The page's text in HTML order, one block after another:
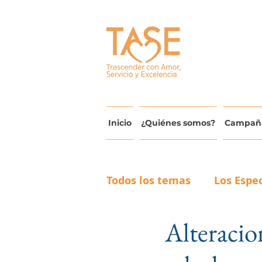
Inicio ¿Quiénes somos?
Todos los temas Los
Actualidad y Avances